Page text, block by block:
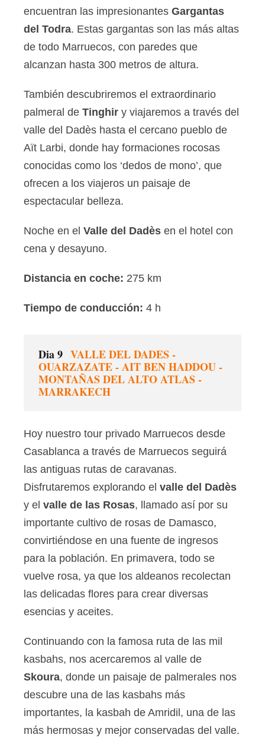
encuentran las impresionantes Gargantas
del Todra. Estas gargantas son las más altas
de todo Marruecos, con paredes que
alcanzan hasta 300 metros de altura.
También descubriremos el extraordinario
palmeral de Tinghir y viajaremos a través del
valle del Dadès hasta el cercano pueblo de
Aït Larbi, donde hay formaciones rocosas
conocidas como los ‘dedos de mono’, que
ofrecen a los viajeros un paisaje de
espectacular belleza.
Noche en el Valle del Dadès en el hotel con
cena y desayuno.
Distancia en coche: 275 km
Tiempo de conducción: 4 h
Dia 9 VALLE DEL DADES -
OUARZAZATE - AIT BEN HADDOU -
MONTAÑAS DEL ALTO ATLAS -
MARRAKECH
Hoy nuestro tour privado Marruecos desde
Casablanca a través de Marruecos seguirá
las antiguas rutas de caravanas.
Disfrutaremos explorando el valle del Dadès
y el valle de las Rosas, llamado así por su
importante cultivo de rosas de Damasco,
convirtiéndose en una fuente de ingresos
para la población. En primavera, todo se
vuelve rosa, ya que los aldeanos recolectan
las delicadas flores para crear diversas
esencias y aceites.
Continuando con la famosa ruta de las mil
kasbahs, nos acercaremos al valle de
Skoura, donde un paisaje de palmerales nos
descubre una de las kasbahs más
importantes, la kasbah de Amridil, una de las
más hermosas y mejor conservadas del valle.